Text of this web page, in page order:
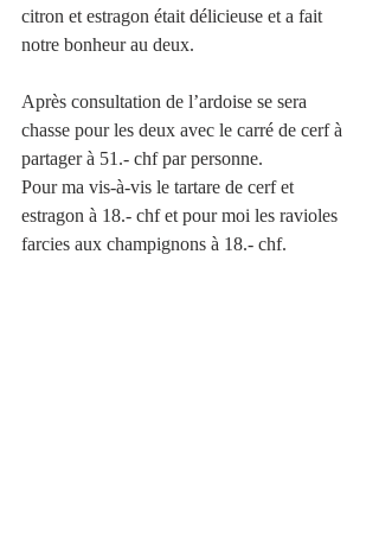
citron et estragon était délicieuse et a fait
notre bonheur au deux.
Après consultation de l’ardoise se sera
chasse pour les deux avec le carré de cerf à
partager à 51.- chf par personne.
Pour ma vis-à-vis le tartare de cerf et
estragon à 18.- chf et pour moi les ravioles
farcies aux champignons à 18.- chf.